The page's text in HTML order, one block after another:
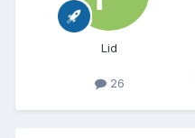
Lid
26